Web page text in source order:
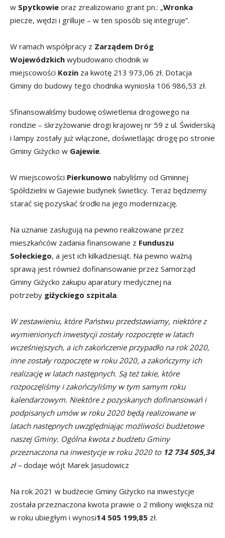
w Spytkowie oraz zrealizowano grant pn.: „Wronka
piecze, wędzi i grilluje – w ten sposób się integruje”.
W ramach współpracy z Zarządem Dróg
Wojewódzkich wybudowano chodnik w
miejscowości Kozin za kwotę 213 973,06 zł. Dotacja
Gminy do budowy tego chodnika wyniosła 106 986,53 zł.
Sfinansowaliśmy budowę oświetlenia drogowego na
rondzie – skrzyżowanie drogi krajowej nr 59 z ul. Świderską
i lampy zostały już włączone, doświetlając drogę po stronie
Gminy Giżycko w Gajewie.
W miejscowości Pierkunowo nabyliśmy od Gminnej
Spółdzielni w Gajewie budynek świetlicy. Teraz będziemy
starać się pozyskać środki na jego modernizację.
Na uznanie zasługują na pewno realizowane przez
mieszkańców zadania finansowane z Funduszu
Sołeckiego, a jest ich kilkadziesiąt. Na pewno ważną
sprawą jest również dofinansowanie przez Samorząd
Gminy Giżycko zakupu aparatury medycznej na
potrzeby giżyckiego szpitala.
W zestawieniu, które Państwu przedstawiamy, niektóre z
wymienionych inwestycji zostały rozpoczęte w latach
wcześniejszych, a ich zakończenie przypadło na rok 2020,
inne zostały rozpoczęte w roku 2020, a zakończymy ich
realizację w latach następnych. Są też takie, które
rozpoczęliśmy i zakończyliśmy w tym samym roku
kalendarzowym. Niektóre z pozyskanych dofinansowań i
podpisanych umów w roku 2020 będą realizowane w
latach następnych uwzględniając możliwości budżetowe
naszej Gminy. Ogólna kwota z budżetu Gminy
przeznaczona na inwestycje w roku 2020 to 12 734 505,34
zł – dodaje wójt Marek Jasudowicz
Na rok 2021 w budżecie Gminy Giżycko na inwestycje
została przeznaczona kwota prawie o 2 miliony większa niż
w roku ubiegłym i wynosi14 505 199,85 zł.